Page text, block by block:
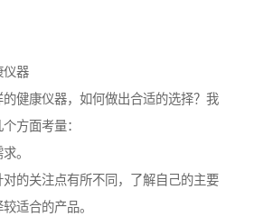
仪器
的健康仪器，如何做出合适的选择？我
方面考量：
。
对的关注点有所不同，了解自己的主要
适合的产品。